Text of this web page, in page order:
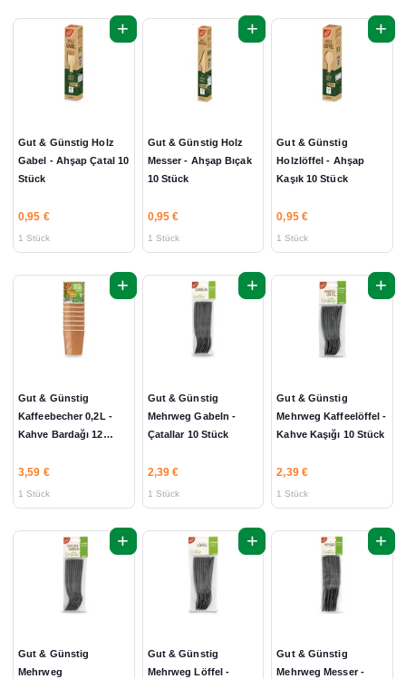
+
Gut & Günstig Holz
Gabel - Ahşap Çatal 10
Stück
0,95 €
1 Stück
+
Gut & Günstig Holz
Messer - Ahşap Bıçak
10 Stück
0,95 €
1 Stück
+
Gut & Günstig
Holzlöffel - Ahşap
Kaşık 10 Stück
0,95 €
1 Stück
+
Gut & Günstig
Kaffeebecher 0,2L -
Kahve Bardağı 12
3,59 €
1 Stück
+
Gut & Günstig
Mehrweg Gabeln -
Çatallar 10 Stück
2,39 €
1 Stück
+
Gut & Günstig
Mehrweg Kaffeelöffel -
Kahve Kaşığı 10 Stück
2,39 €
1 Stück
+
Gut & Günstig
Mehrweg
+
Gut & Günstig
Mehrweg Löffel -
+
Gut & Günstig
Mehrweg Messer -